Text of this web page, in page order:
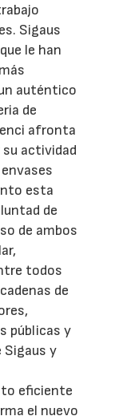
Sigaus
le han
auténtico
de
afronta
actividad
esta
de
de ambos
todos
de
públicas y
Sigaus y
eficiente
el nuevo